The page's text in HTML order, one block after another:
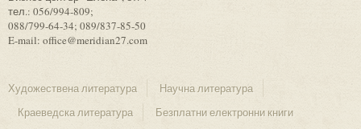
тел.: 056/994-809;
088/799-64-34; 089/837-85-50
E-mail: office@meridian27.com
Художествена литература
Научна литература
Краеведска литература
Безплатни електронни книги